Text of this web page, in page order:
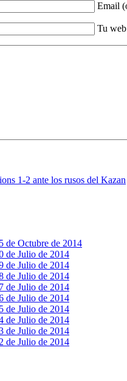
Email
Tu web
1-2 ante los rusos del Kazan
de Octubre de 2014
de Julio de 2014
de Julio de 2014
de Julio de 2014
de Julio de 2014
de Julio de 2014
de Julio de 2014
de Julio de 2014
de Julio de 2014
de Julio de 2014